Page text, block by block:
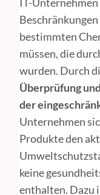
bestimmten
müssen, die
wurden. Durch
Überprüfung
der
Unternehmen
Produkte den
keine
enthalten. Dazu